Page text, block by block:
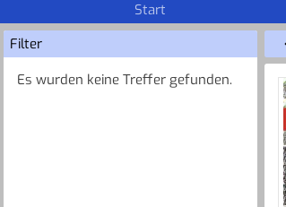
Start
Filter
Es wurden keine Treffer gefunden.